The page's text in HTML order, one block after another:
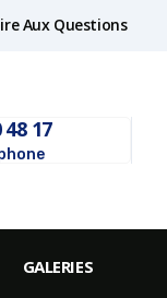
Aux Questions
48 17
GALERIES